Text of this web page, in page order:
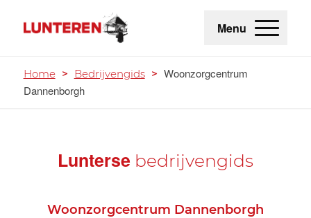
Menu
Home > Bedrijvengids > Woonzorgcentrum
Dannenborgh
Lunterse bedrijvengids
Woonzorgcentrum Dannenborgh